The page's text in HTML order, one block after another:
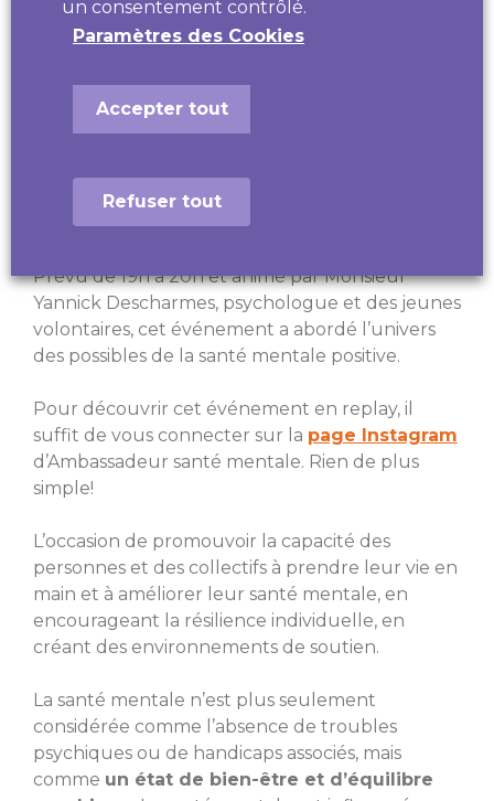
Un événement virtuel
gratuit le 15 mars prochain
Participer à l'Insta Live le 15 mars !
Prévu de 19h à 20h et animé par Monsieur
Yannick Descharmes, psychologue et des jeunes
volontaires, cet événement a abordé l’univers
des possibles de la santé mentale positive.
Pour découvrir cet événement en replay, il
suffit de vous connecter sur la page Instagram
d’Ambassadeur santé mentale. Rien de plus
simple!
L’occasion de promouvoir la capacité des
personnes et des collectifs à prendre leur vie en
main et à améliorer leur santé mentale, en
encourageant la résilience individuelle, en
créant des environnements de soutien.
La santé mentale n’est plus seulement
considérée comme l’absence de troubles
psychiques ou de handicaps associés, mais
comme un état de bien-être et d’équilibre
un consentement contrôlé.
Paramètres des Cookies
Accepter tout
Refuser tout